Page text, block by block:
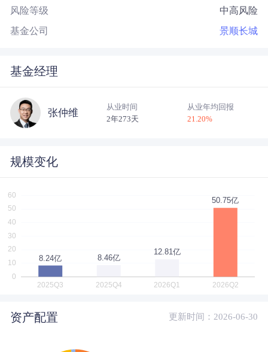
风险等级 中高风险
基金公司 景顺长城
基金经理
张仲维
从业时间
2年273天
从业年均回报
21.20%
规模变化
资产配置 更新时间：2026-06-30